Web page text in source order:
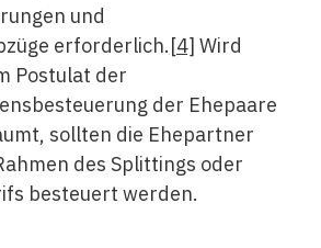
und
erforderlich.[4] Wird
Postulat der
der Ehepaare
sollten die Ehepartner
des Splittings oder
besteuert werden.